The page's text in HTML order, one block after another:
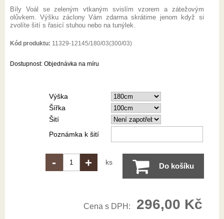
Bíly Voál se zeleným vtkaným svislím vzorem a zátežovým
olůvkem. Výšku záclony Vám zdarma skrátime jenom když si
zvolíte šití s řasicí stuhou nebo na tunýlek.
Kód produktu: 11329-12145/180/03(300/03)
Dostupnost: Objednávka na míru
Výška
Šířka
Šití
Poznámka k šití
- + ks Do košíku
Cena s DPH: 296,00 Kč